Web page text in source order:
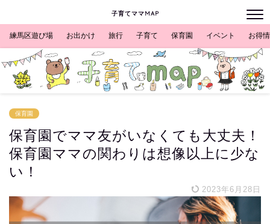
子育てママMAP
練馬区遊び場 お出かけ 旅行 子育て 保育園 イベント お得
保育園
保育園でママ友がいなくても大丈夫！
保育園ママの関わりは想像以上に少な
い！
2023年6月28日